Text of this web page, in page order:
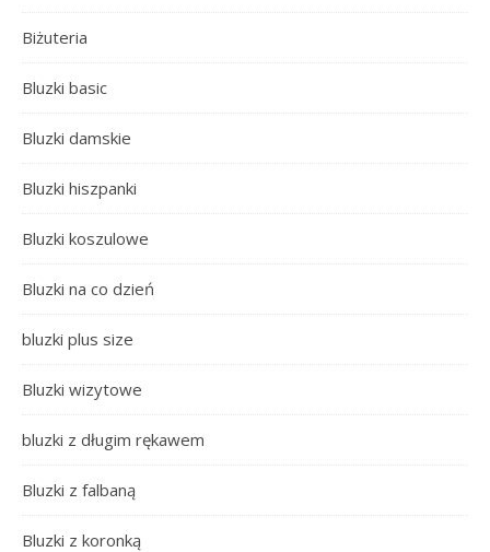
Biżuteria
Bluzki basic
Bluzki damskie
Bluzki hiszpanki
Bluzki koszulowe
Bluzki na co dzień
bluzki plus size
Bluzki wizytowe
bluzki z długim rękawem
Bluzki z falbaną
Bluzki z koronką